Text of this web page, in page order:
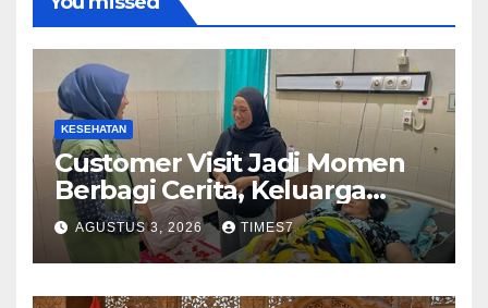
KESEHATAN
Customer Visit Jadi Momen
Berbagi Cerita, Keluarga
Nurhayati Rasakan Manfaat
NyataProgram JKN
AGUSTUS 3, 2026 TIMES7